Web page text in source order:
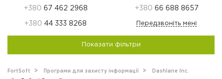
+380 67 462 2968 +380 66 688 8657
+380 44 333 8268 Передзвоніть мені
Показати фільтри
FortSoft Програми для захисту інформації Dashlane Inc.